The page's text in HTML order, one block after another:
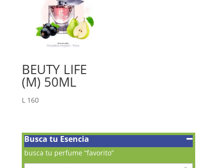
BEUTY LIFE
(M) 50ML
L160
Busca tu Esencia
busca tu perfume “favorito”